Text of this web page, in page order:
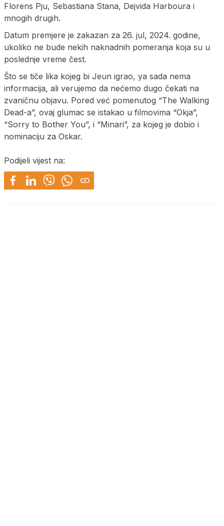
Florens Pju, Sebastiana Stana, Dejvida Harboura i
mnogih drugih.
Datum premjere je zakazan za 26. jul, 2024. godine,
ukoliko ne bude nekih naknadnih pomeranja koja su u
poslednje vreme čest.
Što se tiče lika kojeg bi Jeun igrao, ya sada nema
informacija, ali verujemo da nećemo dugo čekati na
zvaničnu objavu. Pored već pomenutog “The Walking
Dead-a”, ovaj glumac se istakao u filmovima “Okja”,
“Sorry to Bother You”, i “Minari”, za kojeg je dobio i
nominaciju za Oskar.
Podijeli vijest na: